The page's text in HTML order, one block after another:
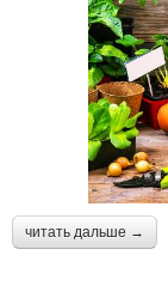
читать дальше →